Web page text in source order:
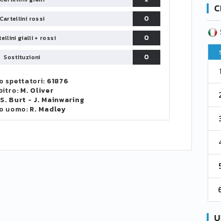
Cartellini rossi
0
gialli + rossi
0
Sostituzioni 0
spettatori: 61876
M. Oliver
S. Burt - J. Mainwaring
uomo: R. Madley
CLASSIFICA
PG
2
3 Venezia 38
1